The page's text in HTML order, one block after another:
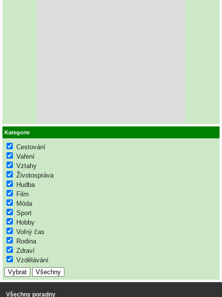
Kategorie
Cestování
Vaření
Vztahy
Životospráva
Hudba
Film
Móda
Sport
Hobby
Volný čas
Rodina
Zdraví
Vzdělávání
Všechny poradny